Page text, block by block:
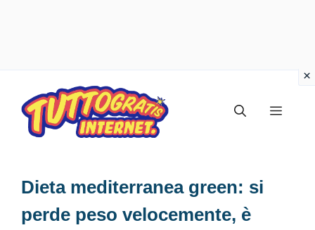
contenuto
Menu
Dieta mediterranea green: si
perde peso velocemente, è